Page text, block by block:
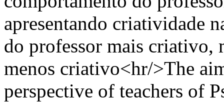
apresentando criatividade
do professor mais criativo,
menos criativo<hr/>The
perspective of teachers of